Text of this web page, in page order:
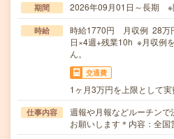
期間 2026年09月01日～長期
時給
時給1770円 月収例 28万
日×4週+残業10h ※月収例
ん。
交通費
1ヶ月3万円を上限として
仕事内容
週報や月報などルーチン
お願いします＊内容：全